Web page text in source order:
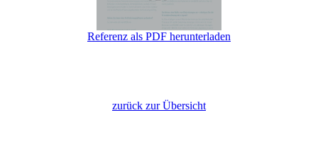
Referenz als PDF herunterladen
zurück zur Übersicht